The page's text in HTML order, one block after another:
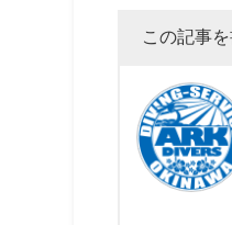
この記事